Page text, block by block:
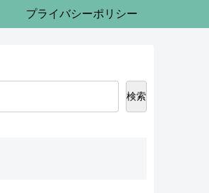
プライバシーポリシー
検索